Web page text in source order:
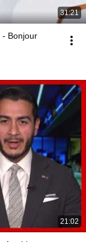
31:21
- Bonjour
21:02